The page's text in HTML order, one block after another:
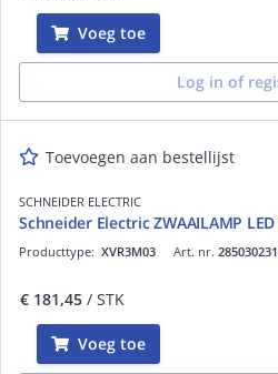
Voeg toe
Log in of
Toevoegen aan bestellijst
SCHNEIDER ELECTRIC
Schneider Electric ZWAAILAMP LED
Art. nr.
Producttype: XVR3M03
€ 181,45 / STK
Voeg toe